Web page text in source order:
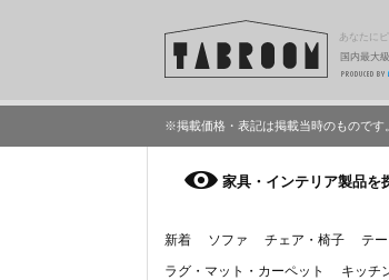
あなたに
国内最大
※掲載価格・表記は掲載当時のものです。
家具・インテリア製品を
新着 ソファ チェア・椅子 テ
ラグ・マット・カーペット
キッチ